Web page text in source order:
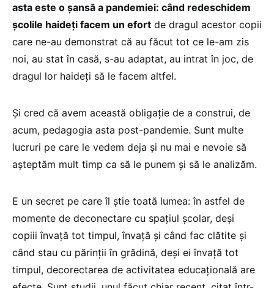
asta este o șansă a pandemiei: când redeschidem
școlile haideți facem un efort de dragul acestor copii
care ne-au demonstrat că au făcut tot ce le-am zis
noi, au stat în casă, s-au adaptat, au intrat în joc, de
dragul lor haideți să le facem altfel.
Și cred că avem această obligație de a construi, de
acum, pedagogia asta post-pandemie. Sunt multe
lucruri pe care le vedem deja și nu mai e nevoie să
așteptăm mult timp ca să le punem și să le analizăm.
E un secret pe care îl știe toată lumea: în astfel de
momente de deconectare cu spațiul școlar, deși
copiii învață tot timpul, învață și când fac clătite și
când stau cu părinții în grădină, deși ei învață tot
timpul, decorectarea de activitatea educațională are